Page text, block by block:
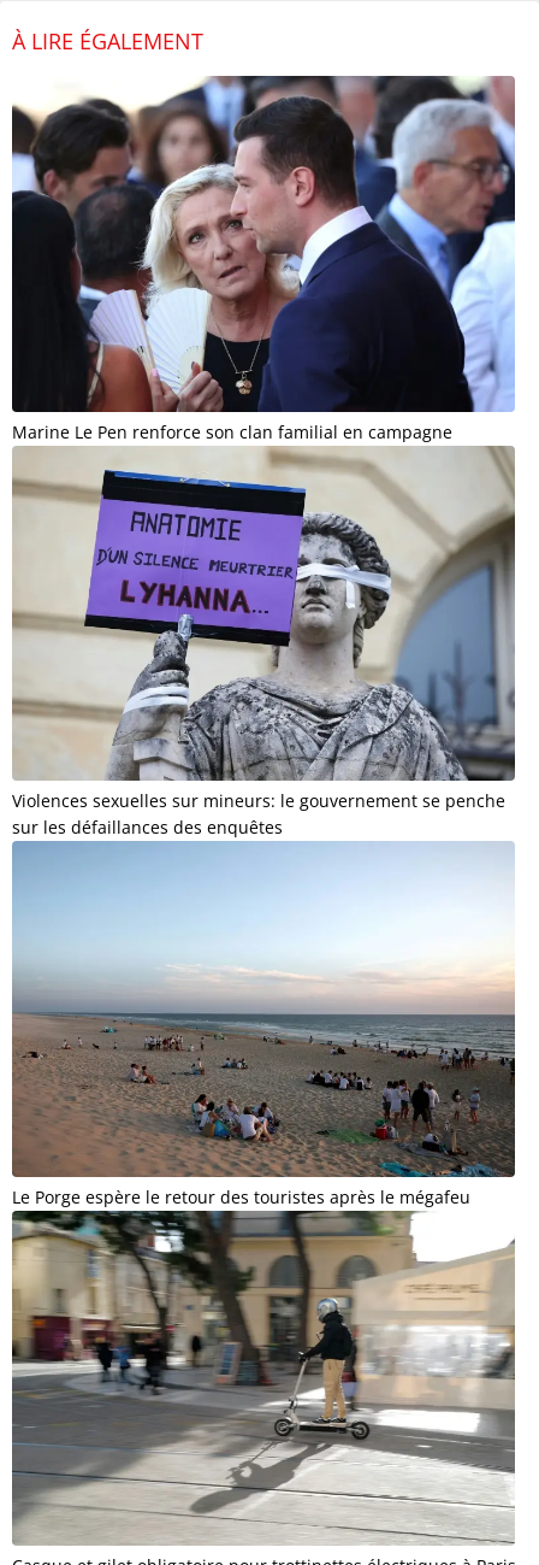
À LIRE ÉGALEMENT
Marine Le Pen renforce son clan familial en campagne
Violences sexuelles sur mineurs: le gouvernement se penche
sur les défaillances des enquêtes
Le Porge espère le retour des touristes après le mégafeu